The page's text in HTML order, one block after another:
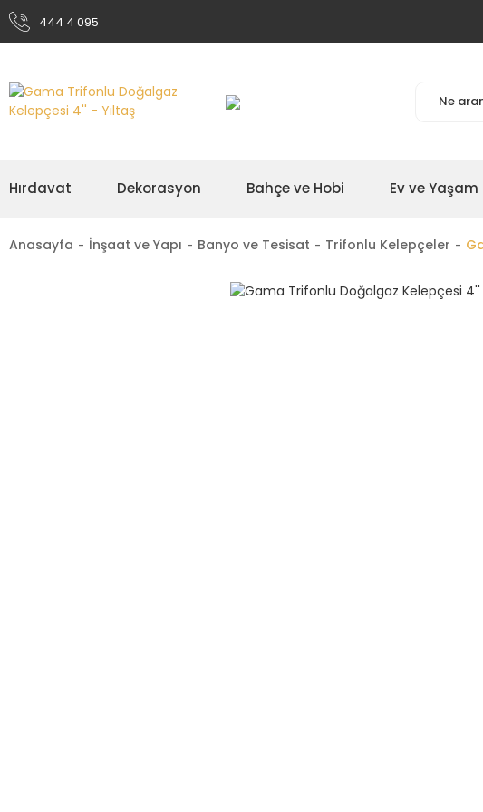
444 4 095
Hırdavat Dekorasyon Bahçe ve Hobi Ev ve Yaşam
Anasayfa İnşaat ve Yapı Banyo ve Tesisat Trifonlu Kelepçeler